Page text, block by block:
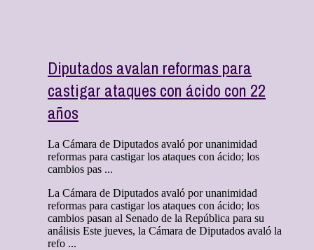
Diputados avalan reformas para
castigar ataques con ácido con 22
años
La Cámara de Diputados avaló por unanimidad
reformas para castigar los ataques con ácido; los
cambios pas ...
La Cámara de Diputados avaló por unanimidad
reformas para castigar los ataques con ácido; los
cambios pasan al Senado de la República para su
análisis Este jueves, la Cámara de Diputados avaló la
refo ...